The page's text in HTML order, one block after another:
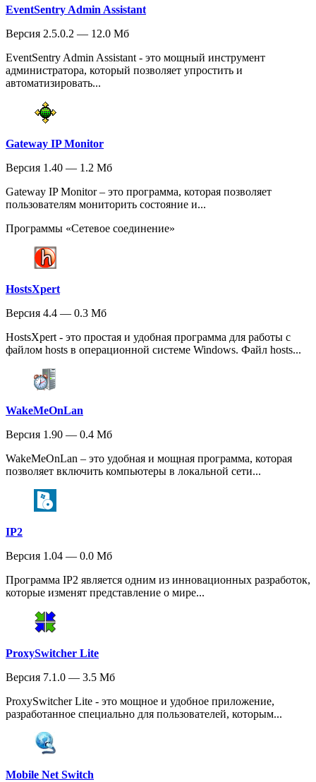
EventSentry Admin Assistant
Версия 2.5.0.2 — 12.0 Мб
EventSentry Admin Assistant - это мощный инструмент
администратора, который позволяет упростить и
автоматизировать...
Gateway IP Monitor
Версия 1.40 — 1.2 Мб
Gateway IP Monitor – это программа, которая позволяет
пользователям мониторить состояние и...
Программы «Сетевое соединение»
HostsXpert
Версия 4.4 — 0.3 Мб
HostsXpert - это простая и удобная программа для работы с
файлом hosts в операционной системе Windows. Файл hosts...
WakeMeOnLan
Версия 1.90 — 0.4 Мб
WakeMeOnLan – это удобная и мощная программа, которая
позволяет включить компьютеры в локальной сети...
IP2
Версия 1.04 — 0.0 Мб
Программа IP2 является одним из инновационных разработок,
которые изменят представление о мире...
ProxySwitcher Lite
Версия 7.1.0 — 3.5 Мб
ProxySwitcher Lite - это мощное и удобное приложение,
разработанное специально для пользователей, которым...
Mobile Net Switch